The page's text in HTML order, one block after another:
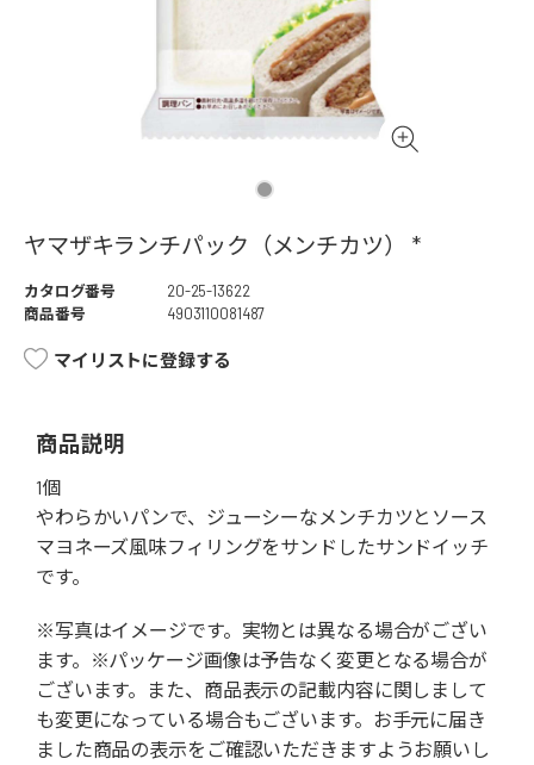
ヤマザキランチパック（メンチカツ） *
カタログ番号
20-25-13622
商品番号
4903110081487
マイリストに登録する
商品説明
1個
やわらかいパンで、ジューシーなメンチカツとソース
マヨネーズ風味フィリングをサンドしたサンドイッチ
です。
※写真はイメージです。実物とは異なる場合がござい
ます。※パッケージ画像は予告なく変更となる場合が
ございます。また、商品表示の記載内容に関しまして
も変更になっている場合もございます。お手元に届き
ました商品の表示をご確認いただきますようお願いし